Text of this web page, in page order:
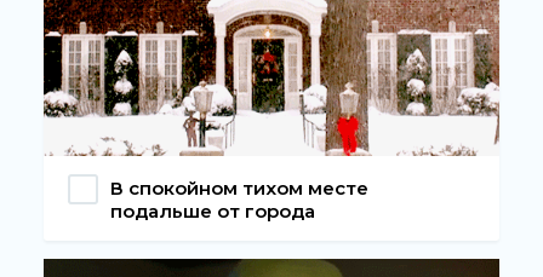
В спокойном тихом месте
подальше от города